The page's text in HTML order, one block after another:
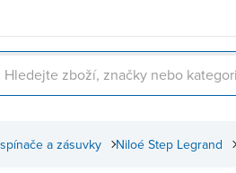
Niloé Step Legrand
a zásuvky